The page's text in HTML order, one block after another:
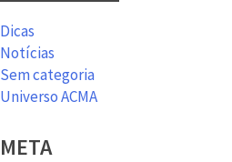
Dicas
Notícias
Sem categoria
Universo ACMA
META